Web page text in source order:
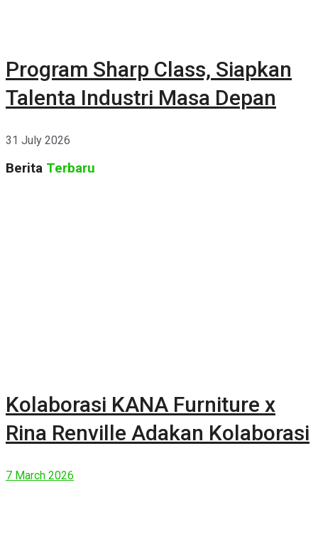
Program Sharp Class, Siapkan
Talenta Industri Masa Depan
31 July 2026
Berita Terbaru
Kolaborasi KANA Furniture x
Rina Renville Adakan Kolaborasi
7 March 2026